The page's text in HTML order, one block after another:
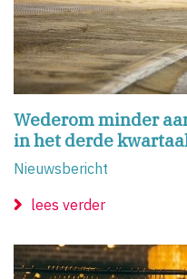
Wederom minder
in het derde
Nieuwsbericht
lees verder